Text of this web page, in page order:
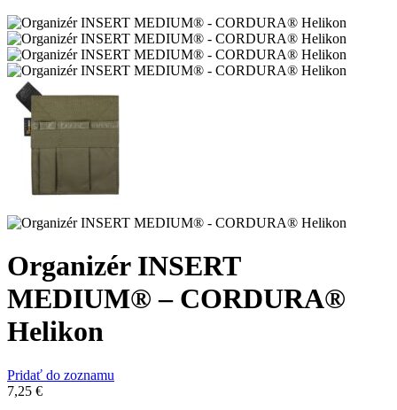
Organizér INSERT
MEDIUM® – CORDURA®
Helikon
Pridať do zoznamu
7,25 €